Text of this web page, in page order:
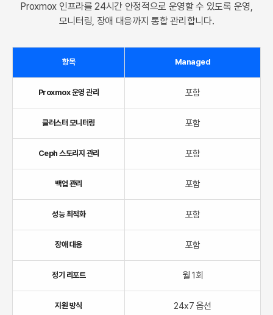
Proxmox 인프라를 24시간 안정적으로 운영할 수 있도록 운영,
모니터링, 장애 대응까지 통합 관리합니다.
항목 Managed
Proxmox 운영 관리 포함
클러스터 모니터링 포함
Ceph 스토리지 관리 포함
백업 관리 포함
성능 최적화 포함
장애 대응 포함
정기 리포트 월 1회
지원 방식 24x7 옵션